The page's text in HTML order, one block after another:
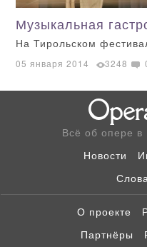
Музыкальная
На Тирольском
05 января 2014 3248
Всё об опере в
Новости
О проекте
Партнёры